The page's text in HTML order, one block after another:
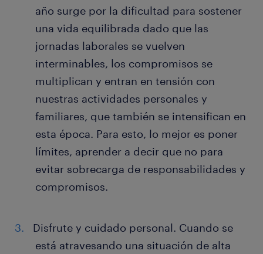
año surge por la dificultad para sostener
una vida equilibrada dado que las
jornadas laborales se vuelven
interminables, los compromisos se
multiplican y entran en tensión con
nuestras actividades personales y
familiares, que también se intensifican en
esta época. Para esto, lo mejor es poner
límites, aprender a decir que no para
evitar sobrecarga de responsabilidades y
compromisos.
Disfrute y cuidado personal. Cuando se
está atravesando una situación de alta